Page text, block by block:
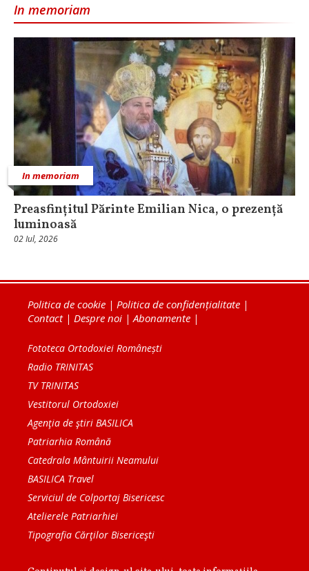
In memoriam
In memoriam
Preasfințitul Părinte Emilian Nica, o prezență
luminoasă
02 Iul, 2026
Politica de cookie | Politica de confidențialitate |
Contact| Despre noi |Abonamente |
Fototeca Ortodoxiei Românești
Radio TRINITAS
TV TRINITAS
Vestitorul Ortodoxiei
Agenţia de ştiri BASILICA
Patriarhia Română
Catedrala Mântuirii Neamului
BASILICA Travel
Serviciul de Colportaj Bisericesc
Atelierele Patriarhiei
Tipografia Cărţilor Bisericeşti